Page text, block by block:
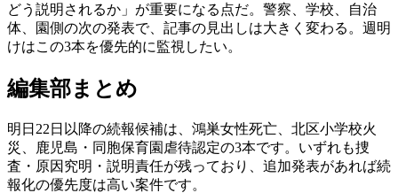
どう説明されるか」が重要になる点だ。警察、学校、自治
体、園側の次の発表で、記事の見出しは大きく変わる。週明
けはこの3本を優先的に監視したい。
編集部まとめ
明日22日以降の続報候補は、鴻巣女性死亡、北区小学校火
災、鹿児島・同胞保育園虐待認定の3本です。いずれも捜
査・原因究明・説明責任が残っており、追加発表があれば続
報化の優先度は高い案件です。